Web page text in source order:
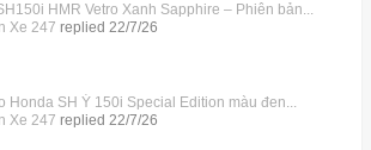
HMR Vetro Xanh Sapphire – Phiên bản...
Xe 247 replied 22/7/26
Honda SH Ý 150i Special Edition màu đen...
Xe 247 replied 22/7/26